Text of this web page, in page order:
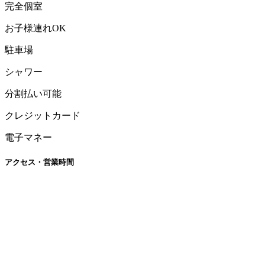
完全個室
お子様連れOK
駐車場
シャワー
分割払い可能
クレジットカード
電子マネー
アクセス・営業時間